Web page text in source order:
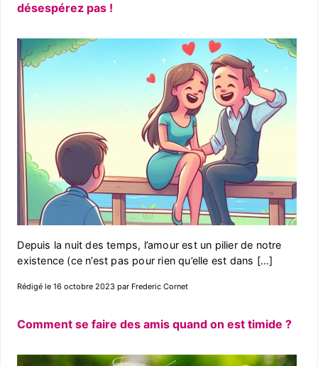
désespérez pas !
Depuis la nuit des temps, l’amour est un pilier de notre
existence (ce n’est pas pour rien qu’elle est dans […]
Rédigé le 16 octobre 2023 par Frederic Cornet
Comment se faire des amis quand on est timide ?